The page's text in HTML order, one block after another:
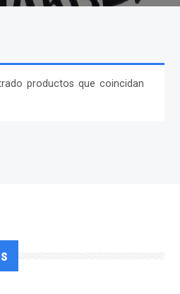
productos que coincidan